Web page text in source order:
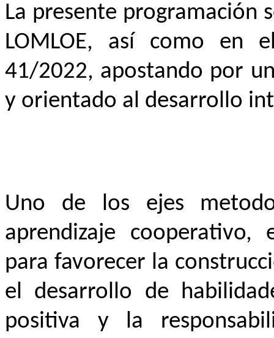
La presente programación
LOMLOE, así como en
41/2022, apostando por
y orientado al desarrollo
Uno de los ejes
aprendizaje cooperativo,
para favorecer la
el desarrollo de
positiva y la